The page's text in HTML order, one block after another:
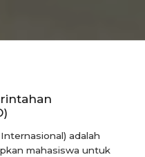
adalah
mahasiswa untuk